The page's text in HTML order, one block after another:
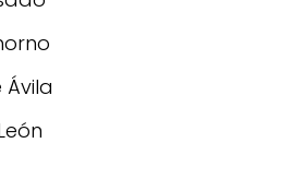
Ávila